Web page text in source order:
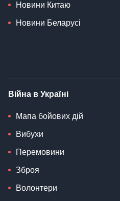
Новини Китаю
Новини Беларусі
Війна в Україні
Мапа бойових дій
Вибухи
Перемовини
Зброя
Волонтери